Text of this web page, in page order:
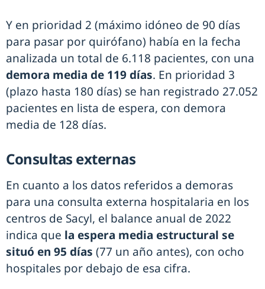
Y en prioridad 2 (máximo idóneo de 90 días
para pasar por quirófano) había en la fecha
analizada un total de 6.118 pacientes, con una
demora media de 119 días. En prioridad 3
(plazo hasta 180 días) se han registrado 27.052
pacientes en lista de espera, con demora
media de 128 días.
Consultas externas
En cuanto a los datos referidos a demoras
para una consulta externa hospitalaria en los
centros de Sacyl, el balance anual de 2022
indica que la espera media estructural se
situó en 95 días (77 un año antes), con ocho
hospitales por debajo de esa cifra.